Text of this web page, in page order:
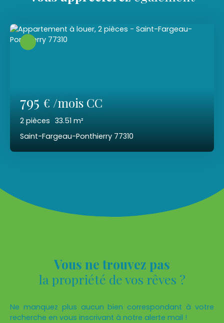
795 € /mois CC
2 pièces 33.51 m²
Saint-Fargeau-Ponthierry 77310
Vous ne trouvez pas
la propriété de vos rêves ?
Ne manquez plus aucun bien correspondant à votre
recherche en vous inscrivant à notre alerte mail !